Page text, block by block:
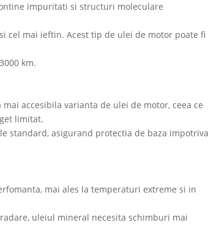
impuritati si structuri moleculare
cel mai ieftin. Acest tip de ulei de motor poate fi
km.
accesibila varianta de ulei de motor, ceea ce
limitat.
standard, asigurand protectia de baza impotriva
mai ales la temperaturi extreme si in
uleiul mineral necesita schimburi mai